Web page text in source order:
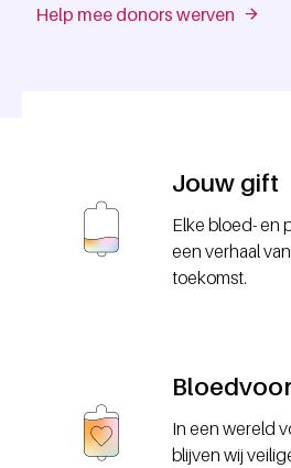
Help mee donors werven
Jouw gift
Elke bloed- en
een verhaal
toekomst.
In een wereld
blijven wij